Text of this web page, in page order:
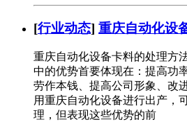
[行业动态] 重庆自动化设
重庆自动化设备卡料的处理方
中的优势首要体现在：提高功
劳作本钱、提高公司形象、
用重庆自动化设备进行出产，
理，但表现这些优势的前